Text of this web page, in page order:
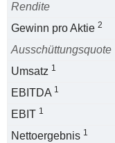
Rendite
Gewinn pro Aktie 2
Ausschüttungsquote
Umsatz 1
EBITDA 1
EBIT 1
Nettoergebnis 1